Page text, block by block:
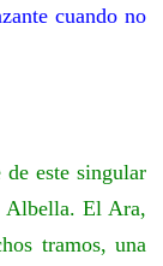
cuando no
este singular
Albella. El Ara,
tramos, una